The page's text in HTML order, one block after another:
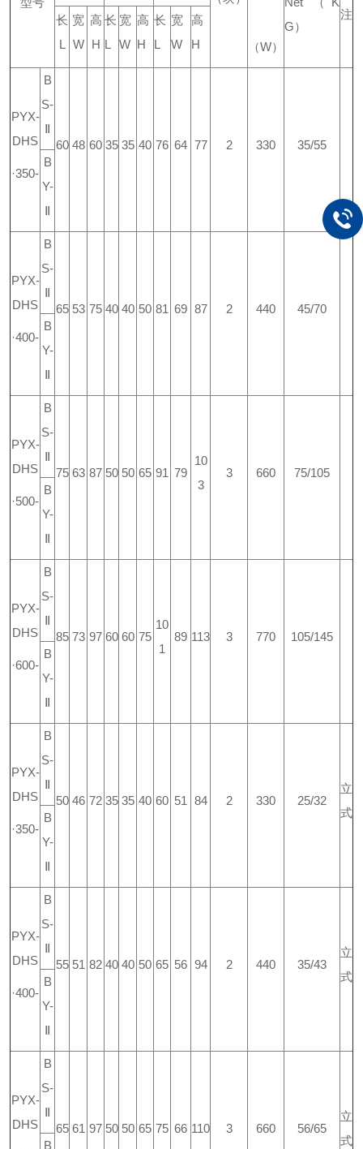
（W）
G）
注
长
L
宽
W
高
H
长
L
宽
W
高
H
长
L
宽
W
高
H
PYX-
DHS
·350-
B
S-
Ⅱ
60 48 60 35 35 40 76 64 77 2 330
35/55
B
Y-
Ⅱ
PYX-
DHS
·400-
B
S-
Ⅱ
65 53 75 40 40 50 81 69 87 2 440
45/70
B
Y-
Ⅱ
PYX-
DHS
·500-
B
S-
Ⅱ
75 63 87 50 50 65 91 79
10
3
3 660
75/105
B
Y-
Ⅱ
PYX-
DHS
·600-
B
S-
Ⅱ
85 73 97 60 60 75
10
1
89 113 3 770
105/145
B
Y-
Ⅱ
PYX-
DHS
·350-
B
S-
Ⅱ
50 46 72 35 35 40 60 51 84 2 330 25/32
立
式
B
Y-
Ⅱ
PYX-
DHS
·400-
B
S-
Ⅱ
55 51 82 40 40 50 65 56 94 2 440 35/43
立
式
B
Y-
Ⅱ
PYX-
DHS
B
S-
Ⅱ
65 61 97 50 50 65 75 66 110 3 660 56/65
立
式
B